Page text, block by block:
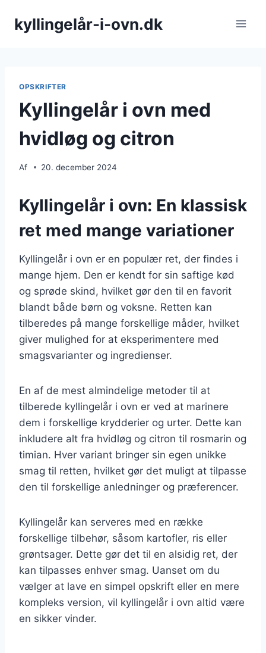
kyllingelår-i-ovn.dk
OPSKRIFTER
Kyllingelår i ovn med
hvidløg og citron
Af 20. december 2024
Kyllingelår i ovn: En klassisk
ret med mange variationer
Kyllingelår i ovn er en populær ret, der findes i
mange hjem. Den er kendt for sin saftige kød
og sprøde skind, hvilket gør den til en favorit
blandt både børn og voksne. Retten kan
tilberedes på mange forskellige måder, hvilket
giver mulighed for at eksperimentere med
smagsvarianter og ingredienser.
En af de mest almindelige metoder til at
tilberede kyllingelår i ovn er ved at marinere
dem i forskellige krydderier og urter. Dette kan
inkludere alt fra hvidløg og citron til rosmarin og
timian. Hver variant bringer sin egen unikke
smag til retten, hvilket gør det muligt at tilpasse
den til forskellige anledninger og præferencer.
Kyllingelår kan serveres med en række
forskellige tilbehør, såsom kartofler, ris eller
grøntsager. Dette gør det til en alsidig ret, der
kan tilpasses enhver smag. Uanset om du
vælger at lave en simpel opskrift eller en mere
kompleks version, vil kyllingelår i ovn altid være
en sikker vinder.